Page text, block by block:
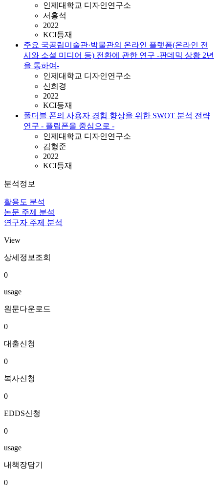
인제대학교 디자인연구소
서홍석
2022
KCI등재
주요 국공립미술관·박물관의 온라인 플랫폼(온라인 전
시와 소셜 미디어 등) 전환에 관한 연구 ‑판데믹 상황 2년
을 통하여‑
인제대학교 디자인연구소
신희경
2022
KCI등재
폴더블 폰의 사용자 경험 향상을 위한 SWOT 분석 전략
연구 ‐ 플립폰을 중심으로 ‐
인제대학교 디자인연구소
김형준
2022
KCI등재
분석정보
활용도 분석
논문 주제 분석
연구자 주제 분석
View
상세정보조회
0
usage
원문다운로드
0
대출신청
0
복사신청
0
EDDS신청
0
usage
내책장담기
0